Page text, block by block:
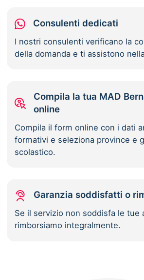
Consulenti dedicati
I nostri consulenti verificano la
della domanda e ti assistono
Compila la tua MAD
online
Compila il form online con i dati
formativi e seleziona province e
scolastico.
Garanzia soddisfatti o
Se il servizio non soddisfa le tue
rimborsiamo integralmente.